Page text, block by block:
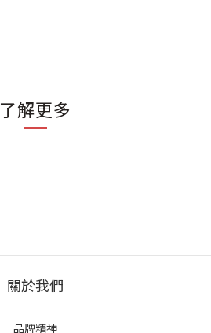
了解更多
關於我們
品牌精神